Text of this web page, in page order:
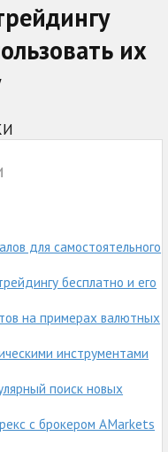
их
для самостоятельного
бесплатно и его
на примерах валютных
инструментами
поиск новых
с брокером AMarkets